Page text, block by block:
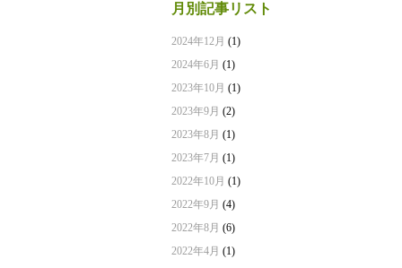
月別記事リスト
2024年12月 (1)
2024年6月 (1)
2023年10月 (1)
2023年9月 (2)
2023年8月 (1)
2023年7月 (1)
2022年10月 (1)
2022年9月 (4)
2022年8月 (6)
2022年4月 (1)